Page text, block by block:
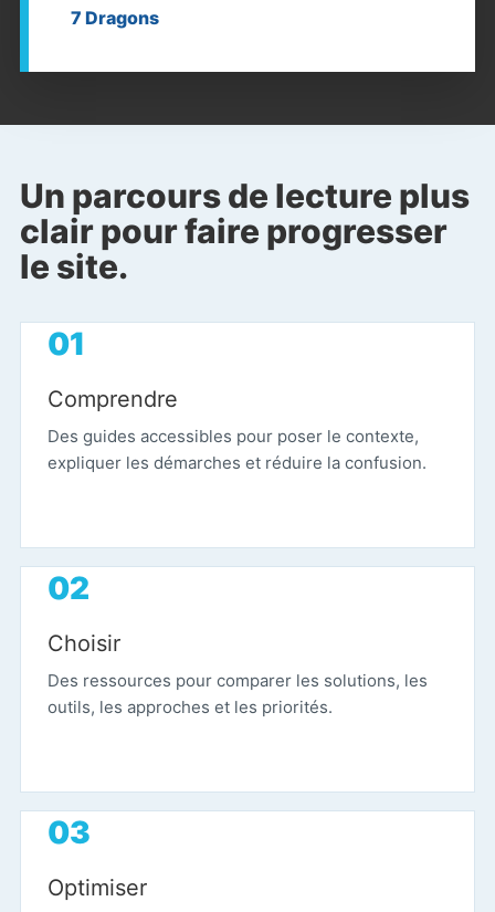
7 Dragons
Un parcours de lecture plus
clair pour faire progresser
le site.
Comprendre
Des guides accessibles pour poser le contexte,
expliquer les démarches et réduire la confusion.
Choisir
Des ressources pour comparer les solutions, les
outils, les approches et les priorités.
Optimiser
Rechercher
: